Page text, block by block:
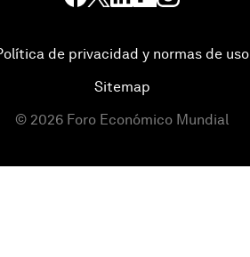
de privacidad y normas de uso
Sitemap
© 2026 Foro Económico Mundial